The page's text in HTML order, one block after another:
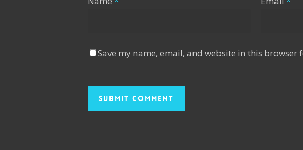
Save my name, email, and website in this browser